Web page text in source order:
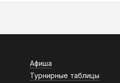
Афиша
Турнирные таблицы